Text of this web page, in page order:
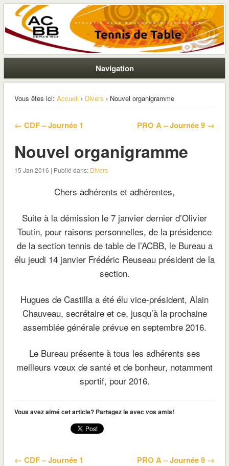
ACBB – Tennis de Table
La section ping de Boulogne
Navigation
Vous êtes ici: Accueil › Divers › Nouvel organigramme
← CDF – Journée 1 PRO A – Journée 9 →
Nouvel organigramme
15 Jan 2016 | Publié dans: Divers
Chers adhérents et adhérentes,
Suite à la démission le 7 janvier dernier d’Olivier
Toutin, pour raisons personnelles, de la présidence
de la section tennis de table de l’ACBB, le Bureau a
élu jeudi 14 janvier Frédéric Reuseau président de la
section.
Hugues de Castilla a été élu vice-président, Alain
Chauveau, secrétaire et ce, jusqu’à la prochaine
assemblée générale prévue en septembre 2016.
Le Bureau présente à tous les adhérents ses
meilleurs vœux de santé et de bonheur, notamment
sportif, pour 2016.
Vous avez aimé cet article? Partagez le avec vos amis!
← CDF – Journée 1 PRO A – Journée 9 →